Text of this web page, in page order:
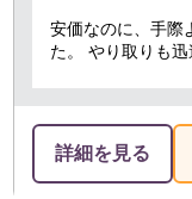
安価なのに、手際
た。 やり取りも
詳細を見る